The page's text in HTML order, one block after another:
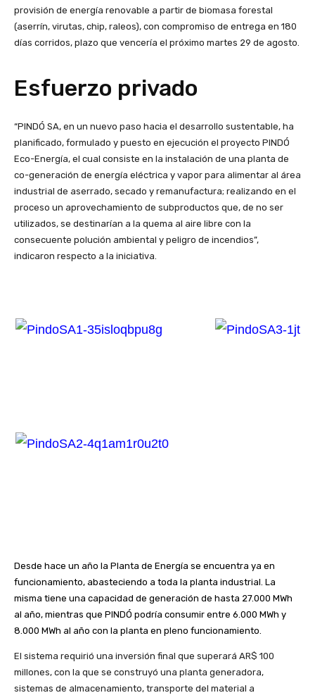
provisión de energía renovable a partir de biomasa forestal
(aserrín, virutas, chip, raleos), con compromiso de entrega en 180
días corridos, plazo que vencería el próximo martes 29 de agosto.
Esfuerzo privado
“PINDÓ SA, en un nuevo paso hacia el desarrollo sustentable, ha
planificado, formulado y puesto en ejecución el proyecto PINDÓ
Eco-Energía, el cual consiste en la instalación de una planta de
co-generación de energía eléctrica y vapor para alimentar al área
industrial de aserrado, secado y remanufactura; realizando en el
proceso un aprovechamiento de subproductos que, de no ser
utilizados, se destinarían a la quema al aire libre con la
consecuente polución ambiental y peligro de incendios”,
indicaron respecto a la iniciativa.
Desde hace un año la Planta de Energía se encuentra ya en
funcionamiento, abasteciendo a toda la planta industrial. La
misma tiene una capacidad de generación de hasta 27.000 MWh
al año, mientras que PINDÓ podría consumir entre 6.000 MWh y
8.000 MWh al año con la planta en pleno funcionamiento.
El sistema requirió una inversión final que superará AR$ 100
millones, con la que se construyó una planta generadora,
sistemas de almacenamiento, transporte del material a